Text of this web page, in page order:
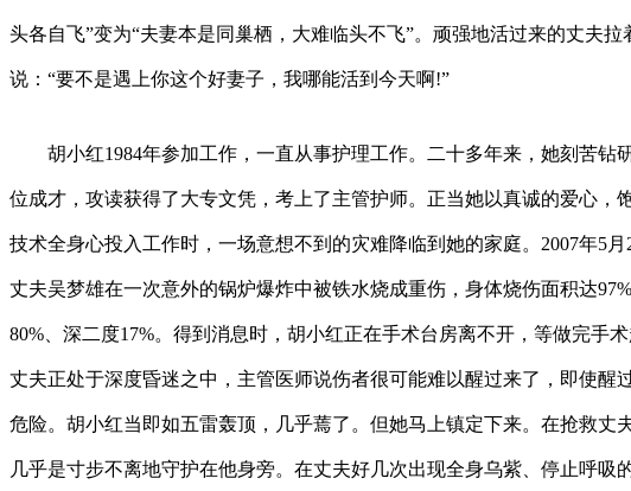
头各自飞”变为“夫妻本是同巢栖，大难临头不飞”。顽强地活过来的丈夫拉
说：“要不是遇上你这个好妻子，我哪能活到今天啊!”
胡小红1984年参加工作，一直从事护理工作。二十多年来，她刻苦钻
位成才，攻读获得了大专文凭，考上了主管护师。正当她以真诚的爱心，
技术全身心投入工作时，一场意想不到的灾难降临到她的家庭。2007年5
丈夫吴梦雄在一次意外的锅炉爆炸中被铁水烧成重伤，身体烧伤面积达
80%、深二度17%。得到消息时，胡小红正在手术台房离不开，等做完手术
丈夫正处于深度昏迷之中，主管医师说伤者很可能难以醒过来了，即使醒
危险。胡小红当即如五雷轰顶，几乎蔫了。但她马上镇定下来。在抢救丈
几乎是寸步不离地守护在他身旁。在丈夫好几次出现全身乌紫、停止呼吸